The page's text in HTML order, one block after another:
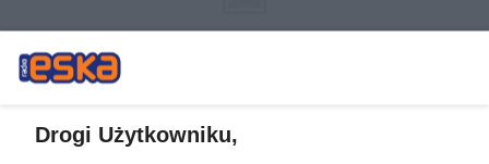
Drogi Użytkowniku,